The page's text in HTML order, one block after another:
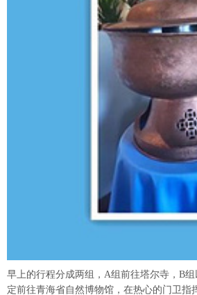
早上的行程分成两组，A组前往塔尔寺，B
定前往青海省自然博物馆，在热心的门卫指